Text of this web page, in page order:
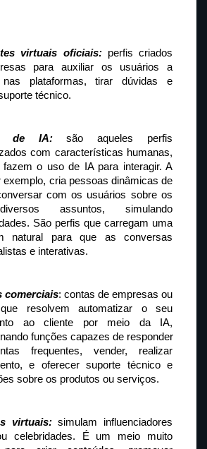
virtuais oficiais: perfis criados
para auxiliar os usuários a
nas plataformas, tirar dúvidas e
técnico.
de IA: são aqueles perfis
com características humanas,
exemplo, cria pessoas dinâmicas de
com os usuários sobre os
assuntos, simulando
São perfis que carregam uma
natural para que as conversas
e interativas.
comerciais: contas de empresas ou
resolvem automatizar o seu
ao cliente por meio da IA,
funções capazes de responder
frequentes, vender, realizar
e oferecer suporte técnico e
sobre os produtos ou serviços.
virtuais: simulam influenciadores
celebridades. É um meio muito